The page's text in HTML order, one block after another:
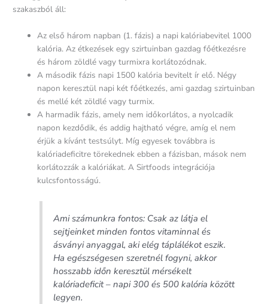
szakaszból áll:
Az első három napban (1. fázis) a napi kalóriabevitel 1000
kalória. Az étkezések egy szirtuinban gazdag főétkezésre
és három zöldlé vagy turmixra korlátozódnak.
A második fázis napi 1500 kalória bevitelt ír elő. Négy
napon keresztül napi két főétkezés, ami gazdag szirtuinban
és mellé két zöldlé vagy turmix.
A harmadik fázis, amely nem időkorlátos, a nyolcadik
napon kezdődik, és addig hajtható végre, amíg el nem
érjük a kívánt testsúlyt. Míg egyesek továbbra is
kalóriadeficitre törekednek ebben a fázisban, mások nem
korlátozzák a kalóriákat. A Sirtfoods integrációja
kulcsfontosságú.
Ami számunkra fontos: Csak az látja el
sejtjeinket minden fontos vitaminnal és
ásványi anyaggal, aki elég táplálékot eszik.
Ha egészségesen szeretnél fogyni, akkor
hosszabb időn keresztül mérsékelt
kalóriadeficit – napi 300 és 500 kalória között
legyen.